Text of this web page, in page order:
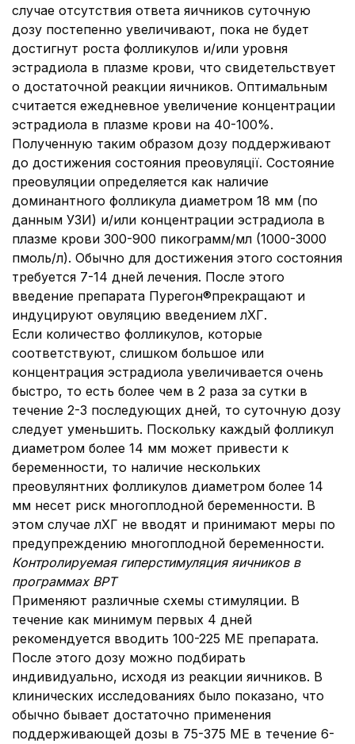
случае отсутствия ответа яичников суточную
дозу постепенно увеличивают, пока не будет
достигнут роста фолликулов и/или уровня
эстрадиола в плазме крови, что свидетельствует
о достаточной реакции яичников. Оптимальным
считается ежедневное увеличение концентрации
эстрадиола в плазме крови на 40-100%.
Полученную таким образом дозу поддерживают
до достижения состояния преовуляції. Состояние
преовуляции определяется как наличие
доминантного фолликула диаметром 18 мм (по
данным УЗИ) и/или концентрации эстрадиола в
плазме крови 300-900 пикограмм/мл (1000-3000
пмоль/л). Обычно для достижения этого состояния
требуется 7-14 дней лечения. После этого
введение препарата Пурегон®прекращают и
индуцируют овуляцию введением лХГ.
Если количество фолликулов, которые
соответствуют, слишком большое или
концентрация эстрадиола увеличивается очень
быстро, то есть более чем в 2 раза за сутки в
течение 2-3 последующих дней, то суточную дозу
следует уменьшить. Поскольку каждый фолликул
диаметром более 14 мм может привести к
беременности, то наличие нескольких
преовулянтних фолликулов диаметром более 14
мм несет риск многоплодной беременности. В
этом случае лХГ не вводят и принимают меры по
предупреждению многоплодной беременности.
Контролируемая гиперстимуляция яичников в
программах ВРТ
Применяют различные схемы стимуляции. В
течение как минимум первых 4 дней
рекомендуется вводить 100-225 МЕ препарата.
После этого дозу можно подбирать
индивидуально, исходя из реакции яичников. В
клинических исследованиях было показано, что
обычно бывает достаточно применения
поддерживающей дозы в 75-375 МЕ в течение 6-